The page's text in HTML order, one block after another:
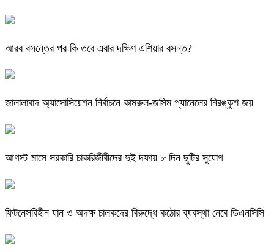
আরব বসন্তের পর কি তবে এবার দক্ষিণ এশিয়ার বসন্ত?
জালালাবাদ অ্যাসোসিয়েশন নির্বাচনে কামরুল-জসিম প্যানেলের নিরঙ্কুশ জয়
আগস্ট মাসে সরকারি চাকরিজীবীদের দুই দফায় ৮ দিন ছুটির সুযোগ
ফিটনেসবিহীন যান ও অদক্ষ চালকদের বিরুদ্ধে কঠোর ব্যবস্থা নেবে ডিএনসিসি